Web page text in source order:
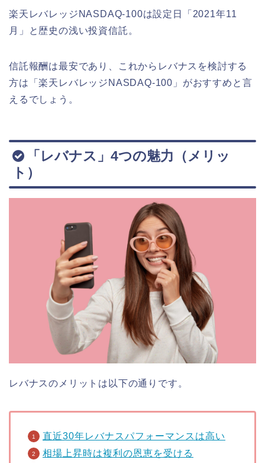
楽天レバレッジNASDAQ-100は設定日「2021年11
月」と歴史の浅い投資信託。
信託報酬は最安であり、これからレバナスを検討する
方は「楽天レバレッジNASDAQ-100」がおすすめと言
えるでしょう。
「レバナス」4つの魅力（メリッ
ト）
レバナスのメリットは以下の通りです。
直近30年レバナスパフォーマンスは高い
相場上昇時は複利の恩恵を受ける